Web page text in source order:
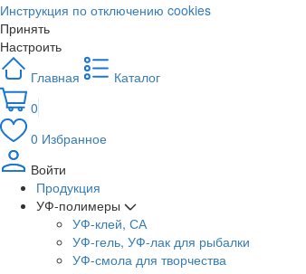
Инструкция по отключению cookies
Принять
Настроить
Главная
Каталог
0
0 Избранное
Войти
Продукция
УФ-полимеры
УФ-клей, СА
УФ-гель, УФ-лак для рыбалки
УФ-смола для творчества